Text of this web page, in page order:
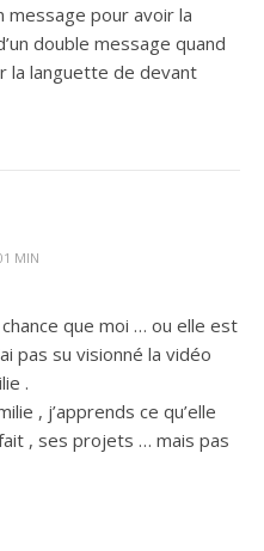
message pour avoir la
double message quand
la languette de devant
MIN
que moi … ou elle est
pas su visionné la vidéo
.
, j’apprends ce qu’elle
, ses projets … mais pas